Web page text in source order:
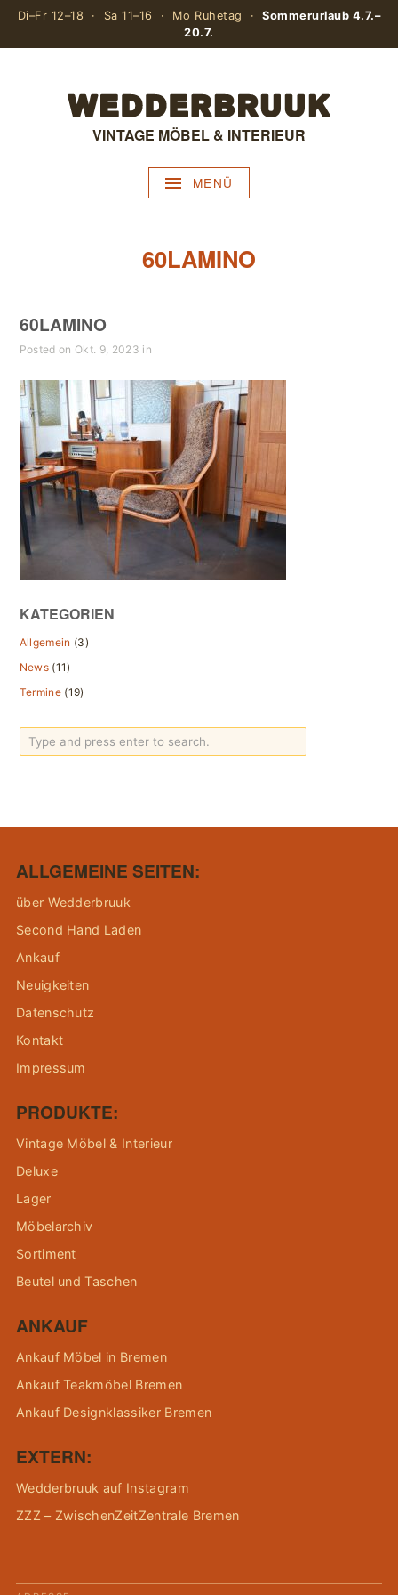
Di–Fr 12–18 · Sa 11–16 · Mo Ruhetag ·Sommerurlaub 4.7.–
20.7.
VINTAGE MÖBEL & INTERIEUR
MENÜ
60LAMINO
60LAMINO
Posted on Okt. 9, 2023 in
KATEGORIEN
Allgemein (3)
News (11)
Termine (19)
ALLGEMEINE SEITEN:
über Wedderbruuk
Second Hand Laden
Ankauf
Neuigkeiten
Datenschutz
Kontakt
Impressum
PRODUKTE:
Vintage Möbel & Interieur
Deluxe
Lager
Möbelarchiv
Sortiment
Beutel und Taschen
ANKAUF
Ankauf Möbel in Bremen
Ankauf Teakmöbel Bremen
Ankauf Designklassiker Bremen
EXTERN:
Wedderbruuk auf Instagram
ZZZ – ZwischenZeitZentrale Bremen